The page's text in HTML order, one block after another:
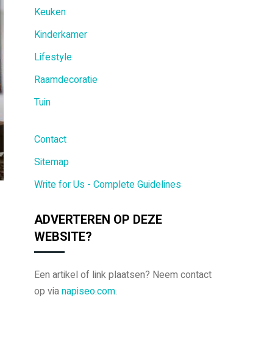
Keuken
Kinderkamer
Lifestyle
Raamdecoratie
Tuin
Contact
Sitemap
Write for Us - Complete Guidelines
ADVERTEREN OP DEZE
WEBSITE?
Een artikel of link plaatsen? Neem contact
op vianapiseo.com.